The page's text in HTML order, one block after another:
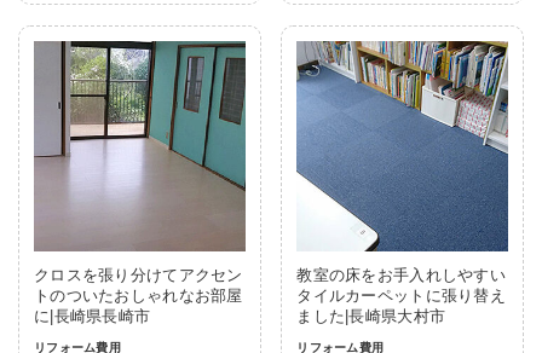
クロスを張り分けてアクセン
トのついたおしゃれなお部屋
に|長崎県長崎市
リフォーム費用
教室の床をお手入れしやすい
タイルカーペットに張り替え
ました|長崎県大村市
リフォーム費用